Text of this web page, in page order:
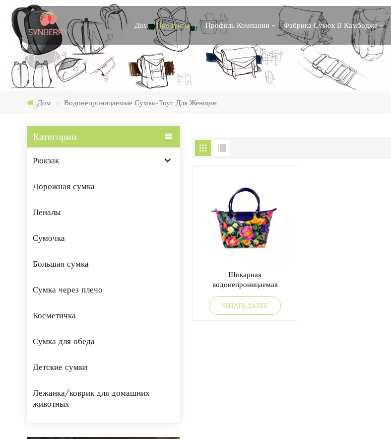
Дом Продукты Профиль Компании Фабрика Сумок В Камбодже
Дом Водонепроницаемые Сумки-Тоут Для Женщин
Категории
Рюкзак
Дорожная сумка
Пеналы
Сумочка
Большая сумка
Сумка через плечо
Косметичка
Сумка для обеда
Детские сумки
Лежанка/коврик для домашних
животных
Шикарная
водонепроницаемая
принтом
ЧИТАТЬ ДАЛЕЕ